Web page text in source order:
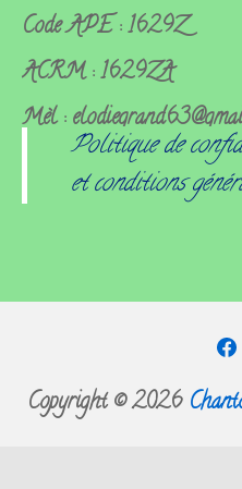
Code APE : 1629Z
ACRM : 1629ZA
Mèl :
Politique de
et conditions
Copyright © 2026